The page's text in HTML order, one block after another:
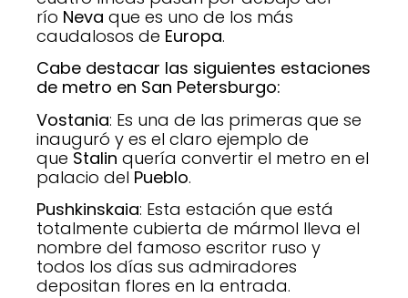
río Neva que es uno de los más
caudalosos de Europa.
Cabe destacar las siguientes estaciones
de metro en San Petersburgo:
Vostania: Es una de las primeras que se
inauguró y es el claro ejemplo de
que Stalin quería convertir el metro en el
palacio del Pueblo.
Pushkinskaia: Esta estación que está
totalmente cubierta de mármol lleva el
nombre del famoso escritor ruso y
todos los días sus admiradores
depositan flores en la entrada.